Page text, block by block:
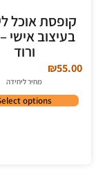
קופסת אוכל
בעיצוב אישי
ורוד
₪55.00
מחיר ליחידה
options